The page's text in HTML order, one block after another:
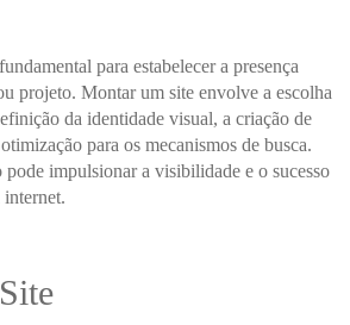
para estabelecer a presença
projeto. Montar um site envolve a escolha
da identidade visual, a criação de
para os mecanismos de busca.
impulsionar a visibilidade e o sucesso